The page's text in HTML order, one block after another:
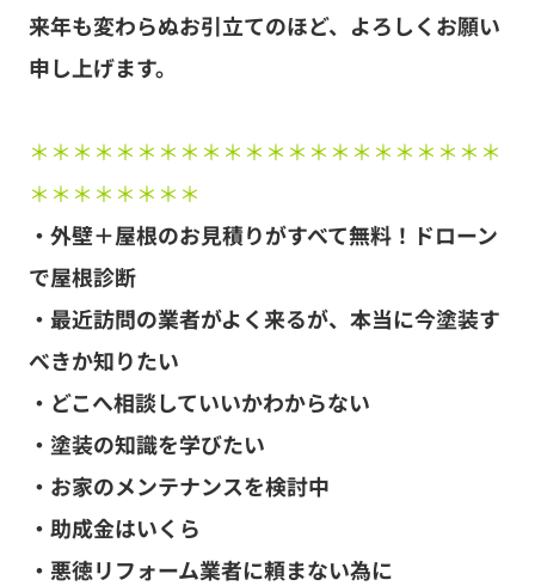
来年も変わらぬお引立てのほど、よろしくお願い
申し上げます。
＊＊＊＊＊＊＊＊＊＊＊＊＊＊＊＊＊＊＊＊＊＊
＊＊＊＊＊＊＊＊
・外壁＋屋根のお見積りがすべて無料！ドローン
で屋根診断
・最近訪問の業者がよく来るが、本当に今塗装す
べきか知りたい
・どこへ相談していいかわからない
・塗装の知識を学びたい
・お家のメンテナンスを検討中
・助成金はいくら
・悪徳リフォーム業者に頼まない為に